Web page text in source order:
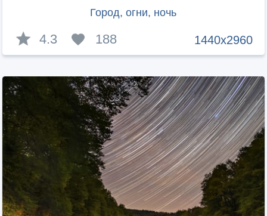
Город, огни, ночь
1440x2960
4.3 188